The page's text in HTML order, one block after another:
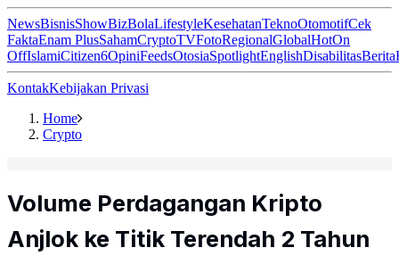
NewsBisnisShowBizBolaLifestyleKesehatanTeknoOtomotifCek
FaktaEnam PlusSahamCryptoTVFotoRegionalGlobalHotOn
OffIslamiCitizen6OpiniFeedsOtosiaSpotlightEnglishDisabilitasBerita
KontakKebijakan Privasi
Home
Crypto
Volume Perdagangan Kripto
Anjlok ke Titik Terendah 2 Tahun